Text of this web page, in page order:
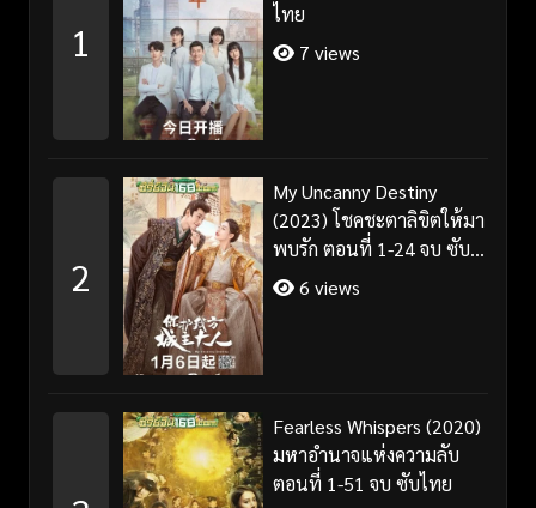
1
ไทย
7 views
2
My Uncanny Destiny
(2023) โชคชะตาลิขิตให้มา
พบรัก ตอนที่ 1-24 จบ ซับ
ไทย/พากย์ไทย
6 views
Fearless Whispers (2020)
มหาอำนาจแห่งความลับ
ตอนที่ 1-51 จบ ซับไทย